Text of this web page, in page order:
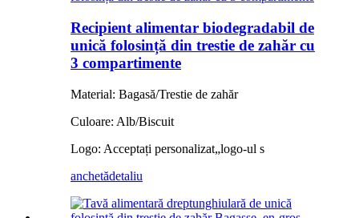
Recipient alimentar biodegradabil de
unică folosință din trestie de zahăr cu
3 compartimente
Material: Bagasă/Trestie de zahăr
Culoare: Alb/Biscuit
Logo: Acceptați personalizat„logo-ul s
anchetădetaliu